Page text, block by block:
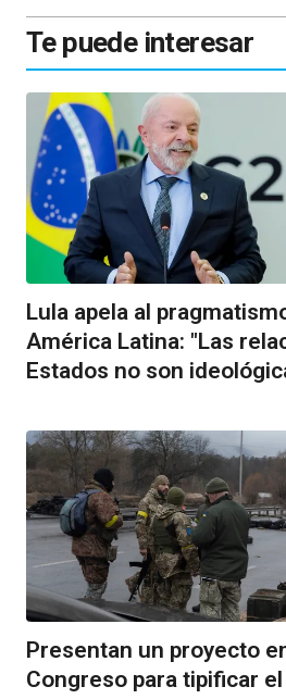
Te puede interesar
Lula apela al
América Latina: "Las
Estados no son
Presentan un proyecto
Congreso para tipificar el